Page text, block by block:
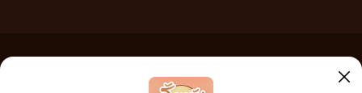
เว็บไซต์แห่งนี้ไม่ได้เห็นด้วยและไม่ขอรับผิดชอบต่อข้อความใดๆ ทั้งสิ้น ดังนั้นผู้อ่านทุกท่านโปรดใช้